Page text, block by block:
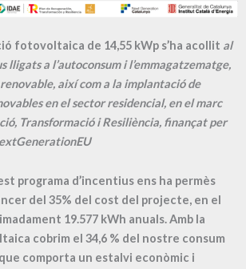
fotovoltaica de 14,55 kWp s’ha acollit al
lligats a l’autoconsum i l’emmagatzematge,
així com a la implantació de
en el sector residencial, en el marc
Transformació i Resiliència, finançat per
programa d’incentius ens ha permès
del 35% del cost del projecte, en el
19.577 kWh anuals. Amb la
cobrim el 34,6 % del nostre consum
comporta un estalvi econòmic i